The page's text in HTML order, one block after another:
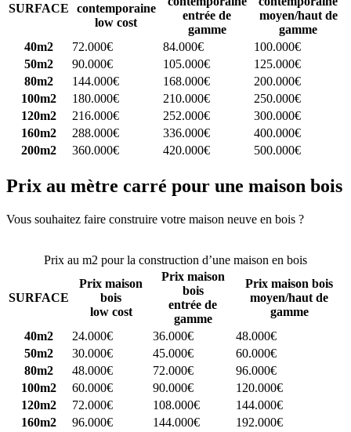
SURFACE
contemporaine
low cost
entrée de
gamme
moyen/haut de
gamme
40m2
72.000€ 84.000€
100.000€
50m2
90.000€ 105.000€
125.000€
80m2
144.000€ 168.000€
200.000€
100m2
180.000€ 210.000€
250.000€
120m2
216.000€ 252.000€
300.000€
160m2
288.000€ 336.000€
400.000€
200m2
360.000€ 420.000€ 500.000€
Prix au mètre carré pour une maison bois
Vous souhaitez faire construire votre maison neuve en bois ?
Prix au m2 pour la construction d’une maison en bois
SURFACE
Prix maison
bois
low cost
Prix maison
bois
entrée de
gamme
Prix maison bois
moyen/haut de
gamme
40m2
24.000€ 36.000€
48.000€
50m2
30.000€ 45.000€
60.000€
80m2
48.000€ 72.000€
96.000€
100m2
60.000€ 90.000€
120.000€
120m2
72.000€ 108.000€
144.000€
160m2
96.000€ 144.000€
192.000€